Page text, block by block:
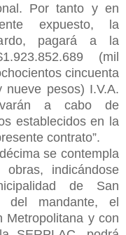
Por tanto y en
expuesto, la
pagará a la
(mil
cincuenta
pesos) I.V.A.
a cabo de
establecidos en la
contrato”.
se contempla
indicándose
de San
del mandante, el
Metropolitana y con